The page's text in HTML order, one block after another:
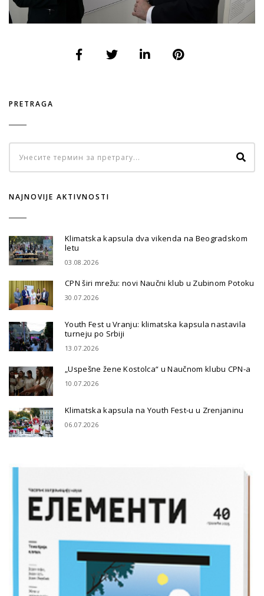
PRETRAGA
NAJNOVIJE AKTIVNOSTI
Klimatska kapsula dva vikenda na Beogradskom
letu
03.08.2026
CPN širi mrežu: novi Naučni klub u Zubinom Potoku
30.07.2026
Youth Fest u Vranju: klimatska kapsula nastavila
turneju po Srbiji
13.07.2026
„Uspešne žene Kostolca“ u Naučnom klubu CPN-a
10.07.2026
Klimatska kapsula na Youth Fest-u u Zrenjaninu
06.07.2026